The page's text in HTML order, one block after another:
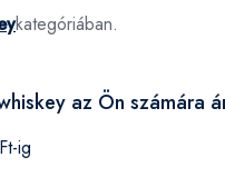
kategóriában.
az Ön számára
ig